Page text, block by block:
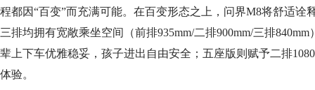
程都因“百变”而充满可能。在百变形态之上，问界M8将舒适诠
三排均拥有宽敞乘坐空间（前排935mm/二排900mm/三排
辈上下车优雅稳妥，孩子进出自由安全；五座版则赋予二排
体验。